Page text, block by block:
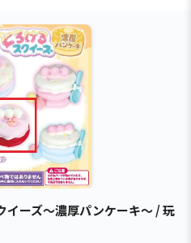
イーズ～濃厚パンケーキ～ / 玩